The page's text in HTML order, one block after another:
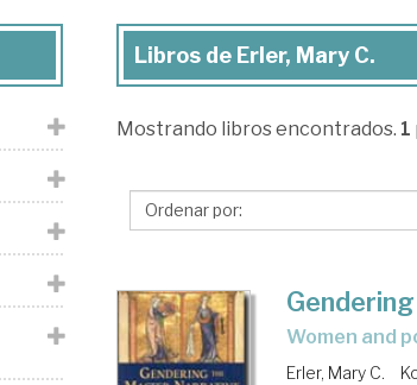
Libros
Erler,
Libros de Erler, Mary C.
Mostrando libros encontrados. 1
women and
Erler, Mary C.